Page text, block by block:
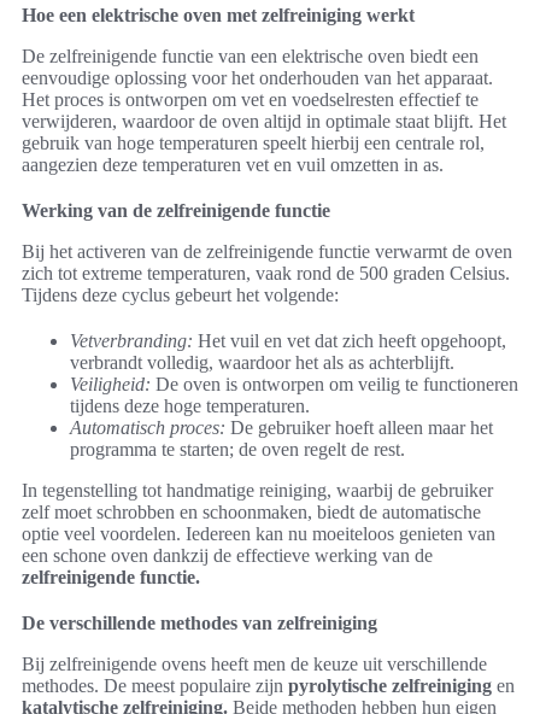
Hoe een elektrische oven met zelfreiniging werkt
De zelfreinigende functie van een elektrische oven biedt een
eenvoudige oplossing voor het onderhouden van het apparaat.
Het proces is ontworpen om vet en voedselresten effectief te
verwijderen, waardoor de oven altijd in optimale staat blijft. Het
gebruik van hoge temperaturen speelt hierbij een centrale rol,
aangezien deze temperaturen vet en vuil omzetten in as.
Werking van de zelfreinigende functie
Bij het activeren van de zelfreinigende functie verwarmt de oven
zich tot extreme temperaturen, vaak rond de 500 graden Celsius.
Tijdens deze cyclus gebeurt het volgende:
Vetverbranding: Het vuil en vet dat zich heeft opgehoopt,
verbrandt volledig, waardoor het als as achterblijft.
Veiligheid: De oven is ontworpen om veilig te functioneren
tijdens deze hoge temperaturen.
Automatisch proces: De gebruiker hoeft alleen maar het
programma te starten; de oven regelt de rest.
In tegenstelling tot handmatige reiniging, waarbij de gebruiker
zelf moet schrobben en schoonmaken, biedt de automatische
optie veel voordelen. Iedereen kan nu moeiteloos genieten van
een schone oven dankzij de effectieve werking van de
zelfreinigende functie.
De verschillende methodes van zelfreiniging
Bij zelfreinigende ovens heeft men de keuze uit verschillende
methodes. De meest populaire zijn pyrolytische zelfreiniging en
katalytische zelfreiniging. Beide methoden hebben hun eigen